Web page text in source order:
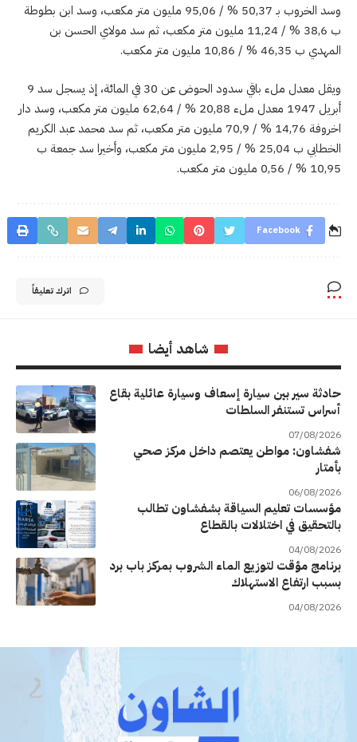
وسد الخروب بـ 50,37 % / 95,06 مليون متر مكعب، وسد ابن بطوطة
ب 38,6 % / 11,24 مليون متر مكعب، ثم سد مولاي الحسن بن
المهدي ب 46,35 % / 10,86 مليون متر مكعب.
ويقل معدل ملء باقي سدود الحوض عن 30 في المائة، إذ يسجل سد 9
أبريل 1947 معدل ملء 20,88 % / 62,64 مليون متر مكعب، وسد دار
اخروفة 14,76 % / 70,9 مليون متر مكعب، ثم سد محمد عبد الكريم
الخطابي ب 25,04 % / 2,95 مليون متر مكعب، وأخيرا سد جمعة ب
10,95 % / 0,56 مليون متر مكعب.
Facebook
اترك تعليقاً
شاهد أيضا
حادثة سير بين سيارة إسعاف وسيارة عائلية بقاع
أسراس تستنفر السلطات
07/08/2026
شفشاون: مواطن يعتصم داخل مركز صحي
بأمتار
06/08/2026
مؤسسات تعليم السياقة بشفشاون تطالب
بالتحقيق في اختلالات بالقطاع
04/08/2026
برنامج مؤقت لتوزيع الماء الشروب بمركز باب برد
بسبب ارتفاع الاستهلاك
04/08/2026